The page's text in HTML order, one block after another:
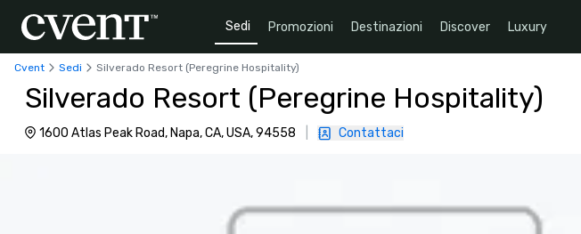
Sedi Promozioni Destinazioni Discover Luxury
Cvent Sedi Silverado Resort (Peregrine Hospitality)
Silverado Resort (Peregrine Hospitality)
1600 Atlas Peak Road, Napa, CA, USA, 94558 Contattaci